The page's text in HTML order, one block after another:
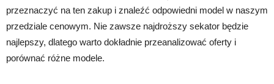
przeznaczyć na ten zakup i znaleźć odpowiedni model w naszym
przedziale cenowym. Nie zawsze najdroższy sekator będzie
najlepszy, dlatego warto dokładnie przeanalizować oferty i
porównać różne modele.